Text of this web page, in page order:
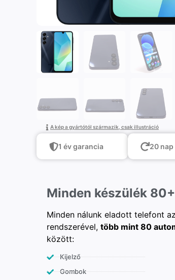
A kép a gyártótól származik, csak illustráció
1 év garancia 20
Minden készülék
Minden nálunk eladott telefont az
rendszerével, több mint 80
között:
Kijelző
Gombok